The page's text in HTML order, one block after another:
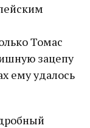
Томас
зацепу
ему удалось